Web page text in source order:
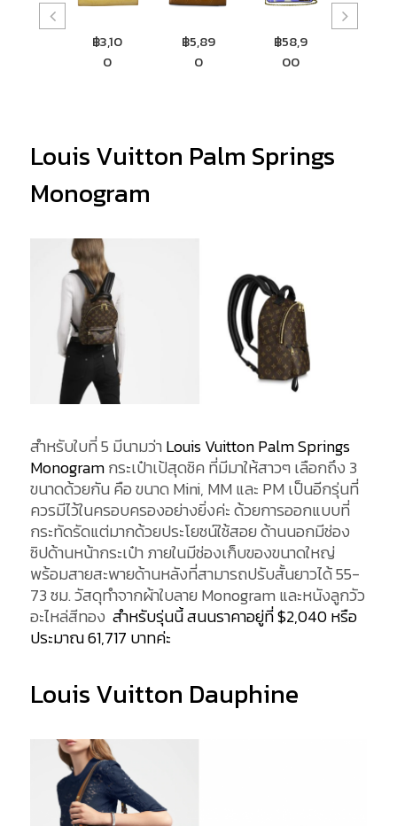
฿5,89
฿58,9
฿13,22
Louis Vuitton Palm Springs
Monogram
สำหรับใบที่ 5 มีนามว่าLouis Vuitton Palm Springs
Monogramกระเป๋าเป้สุดชิค ที่มีมาให้สาวๆ เลือกถึง 3
ขนาดด้วยกัน คือ ขนาด Mini, MM และ PM เป็นอีกรุ่นที่
ควรมีไว้ในครอบครองอย่างยิ่งค่ะ ด้วยการออกแบบที่
กระทัดรัดแต่มากด้วยประโยชน์ใช้สอย ด้านนอกมีช่อง
ซิปด้านหน้ากระเป๋า ภายในมีช่องเก็บของขนาดใหญ่
พร้อมสายสะพายด้านหลังที่สามารถปรับสั้นยาวได้ 55-
73 ซม. วัสดุทำจากผ้าใบลาย Monogram และหนังลูกวัว
อะไหล่สีทอง สำหรับรุ่นนี้ สนนราคาอยู่ที่ $2,040 หรือ
ประมาณ 61,717 บาทค่ะ
Louis Vuitton Dauphine